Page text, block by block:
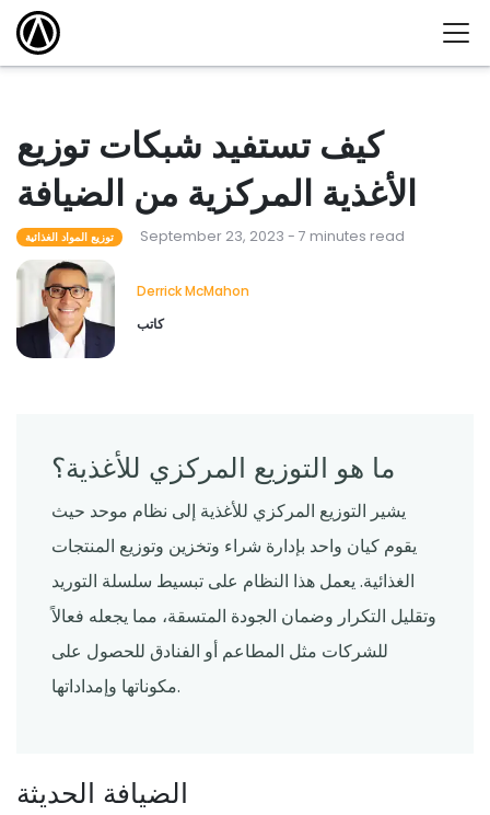
كيف تستفيد شبكات توزيع
الأغذية المركزية من الضيافة
توزيع المواد الغذائية September 23, 2023 - 7 minutes read
Derrick McMahon
كاتب
ما هو التوزيع المركزي للأغذية؟
يشير التوزيع المركزي للأغذية إلى نظام موحد حيث
يقوم كيان واحد بإدارة شراء وتخزين وتوزيع المنتجات
الغذائية. يعمل هذا النظام على تبسيط سلسلة التوريد
وتقليل التكرار وضمان الجودة المتسقة، مما يجعله فعالاً
للشركات مثل المطاعم أو الفنادق للحصول على
مكوناتها وإمداداتها.
الضيافة الحديثة